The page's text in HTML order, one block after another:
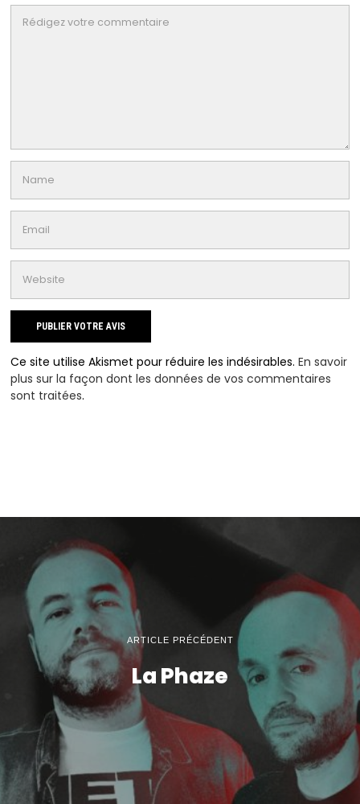
Ce site utilise Akismet pour réduire les indésirables.En savoir
plus sur la façon dont les données de vos commentaires
sont traitées.
ARTICLE PRÉCÉDENT
La Phaze